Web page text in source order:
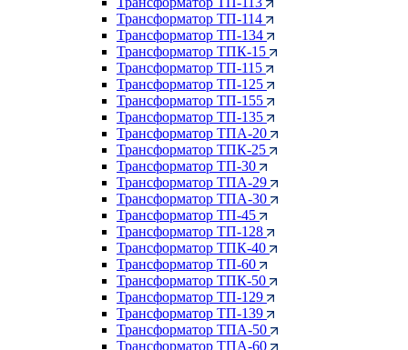
Трансформатор ТП-114
Трансформатор ТП-134
Трансформатор ТПК-15
Трансформатор ТП-115
Трансформатор ТП-125
Трансформатор ТП-155
Трансформатор ТП-135
Трансформатор ТПА-20
Трансформатор ТПК-25
Трансформатор ТП-30
Трансформатор ТПА-29
Трансформатор ТПА-30
Трансформатор ТП-45
Трансформатор ТП-128
Трансформатор ТПК-40
Трансформатор ТП-60
Трансформатор ТПК-50
Трансформатор ТП-129
Трансформатор ТП-139
Трансформатор ТПА-50
Трансформатор ТПА-60